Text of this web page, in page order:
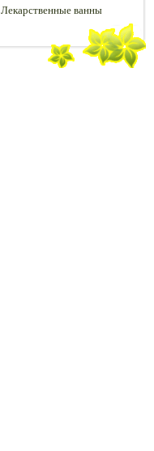
Лекарственные ванны